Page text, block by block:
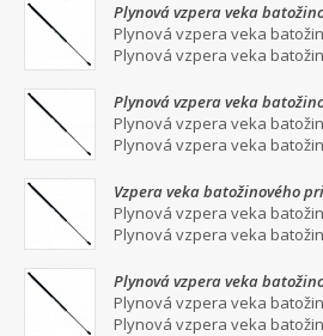
Plynová vzpera veka
Plynová vzpera veka
Plynová vzpera veka
Plynová vzpera veka
Plynová vzpera veka
Plynová vzpera veka
Vzpera veka batožinového
Plynová vzpera veka
Plynová vzpera veka
Plynová vzpera veka
Plynová vzpera veka
Plynová vzpera veka